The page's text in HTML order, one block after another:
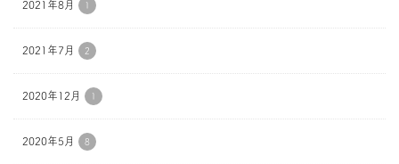
2021年8月 1
2021年7月 2
2020年12月 1
2020年5月 8